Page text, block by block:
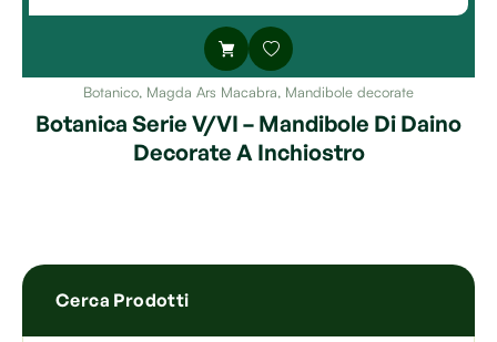
Cerca Prodotti
Botanico, Magda Ars Macabra, Mandibole decorate
Botanica Serie V/VI – Mandibole Di Daino
Decorate A Inchiostro